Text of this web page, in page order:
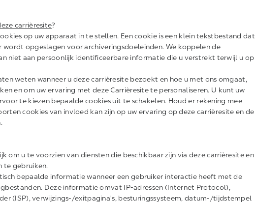
carrièresite?
op uw apparaat in te stellen. Een cookie is een klein tekstbestand dat
opgeslagen voor archiveringsdoeleinden. We koppelen de
niet aan persoonlijk identificeerbare informatie die u verstrekt terwijl u op
weten wanneer u deze carrièresite bezoekt en hoe u met ons omgaat,
en om uw ervaring met deze Carrièresite te personaliseren. U kunt uw
te kiezen bepaalde cookies uit te schakelen. Houd er rekening mee
cookies van invloed kan zijn op uw ervaring op deze carrièresite en de
om u te voorzien van diensten die beschikbaar zijn via deze carrièresite en
te gebruiken.
bepaalde informatie wanneer een gebruiker interactie heeft met de
Deze informatie omvat IP-adressen (Internet Protocol),
(ISP), verwijzings-/exitpagina's, besturingssysteem, datum-/tijdstempel